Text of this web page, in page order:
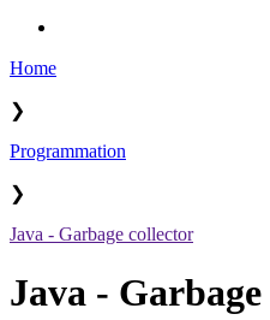
Home
❯
Programmation
❯
Java - Garbage collector
Java -